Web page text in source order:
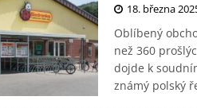
18. března
Oblíbený
než 360
dojde k
známý polský